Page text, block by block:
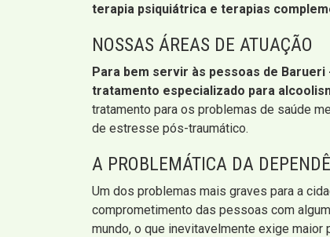
terapia psiquiátrica e terapias
NOSSAS ÁREAS DE ATUAÇÃO
Para bem servir às pessoas de
tratamento especializado para
tratamento para os problemas de saúde
de estresse pós-traumático.
A PROBLEMÁTICA DA
Um dos problemas mais graves para a
comprometimento das pessoas com
mundo, o que inevitavelmente exige